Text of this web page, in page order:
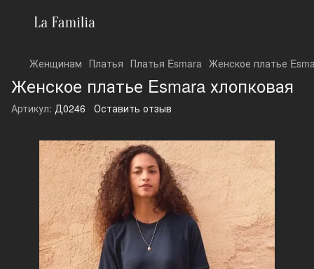
Женщинам Платья Платья Esmara Женское платье
Женское платье Esmara хлопковая
Артикул: Д0246 Оставить отзыв